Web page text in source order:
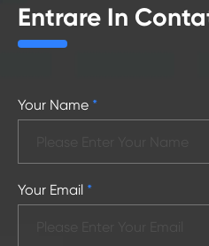
Entrare In
Your Name *
Your Email *